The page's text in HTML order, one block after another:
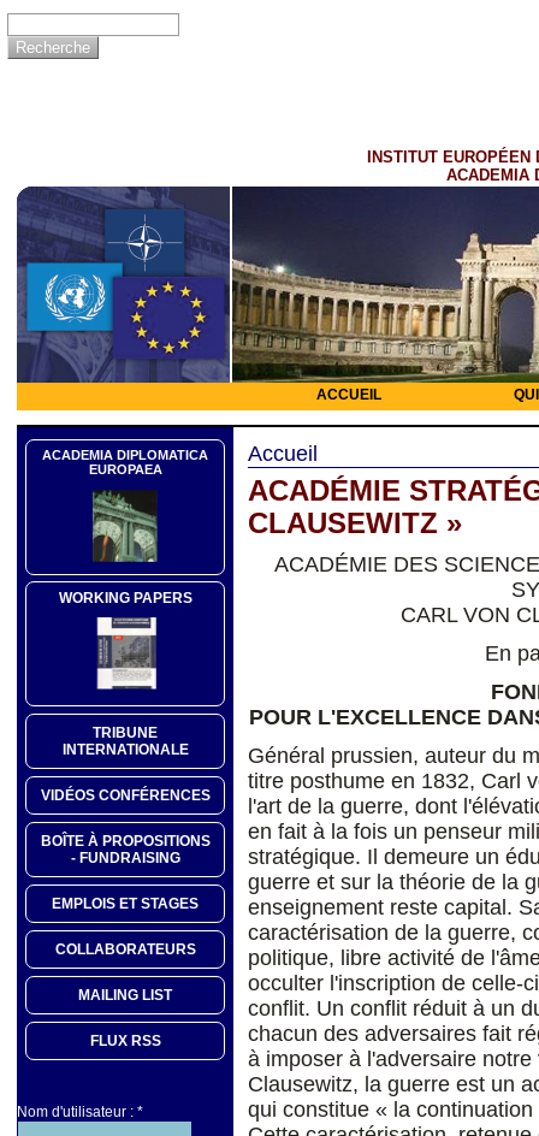
INSTITUT EUROPÉEN
ACADEMIA
ACCUEIL
ACADEMIA DIPLOMATICA
EUROPAEA
WORKING PAPERS
TRIBUNE
INTERNATIONALE
VIDÉOS CONFÉRENCES
BOÎTE À PROPOSITIONS
- FUNDRAISING
EMPLOIS ET STAGES
COLLABORATEURS
MAILING LIST
FLUX RSS
Nom d'utilisateur : *
Accueil
ACADÉMIE
CLAUSEWITZ »
ACADÉMIE DES
CARL VON
En
POUR L'EXCELLENCE
Général prussien, auteur du
titre posthume en 1832, Carl
l'art de la guerre, dont
en fait à la fois un penseur
stratégique. Il demeure un
guerre et sur la théorie de la
enseignement reste capital.
caractérisation de la guerre,
politique, libre activité de
occulter l'inscription de celle-
conflit. Un conflit réduit à un
chacun des adversaires fait
à imposer à l'adversaire
Clausewitz, la guerre est un
qui constitue « la